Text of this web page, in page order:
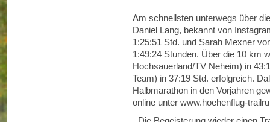
Am schnellsten unterwegs über
Daniel Lang, bekannt von
1:25:51 Std. und Sarah Mexner
1:49:24 Stunden. Über die 10 km
Hochsauerland/TV Neheim) in
Team) in 37:19 Std. erfolgreich.
Halbmarathon in den Vorjahren
online unter www.hoehenflug-